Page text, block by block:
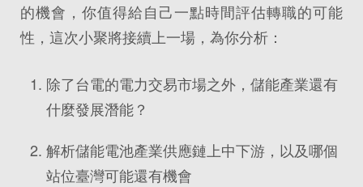
的機會，你值得給自己一點時間評估轉職的可能
性，這次小聚將接續上一場，為你分析：
除了台電的電力交易市場之外，儲能產業還有
什麼發展潛能？
解析儲能電池產業供應鏈上中下游，以及哪個
站位臺灣可能還有機會